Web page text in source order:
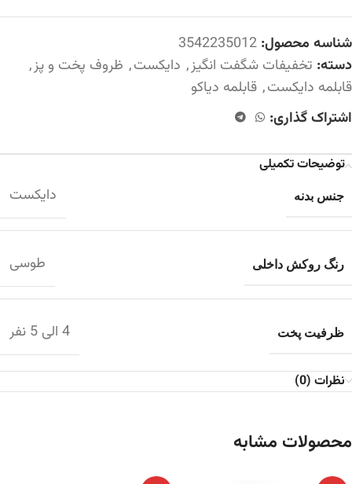
شناسه محصول: 3542235012
دسته: تخفیفات شگفت انگیز, دایکست, ظروف پخت و پز,
قابلمه دایکست, قابلمه دیاکو
اشتراک گذاری:
توضیحات تکمیلی
جنس بدنه دایکست
رنگ روکش داخلی طوسی
ظرفیت پخت 4 الی 5 نفر
نظرات (0)
محصولات مشابه